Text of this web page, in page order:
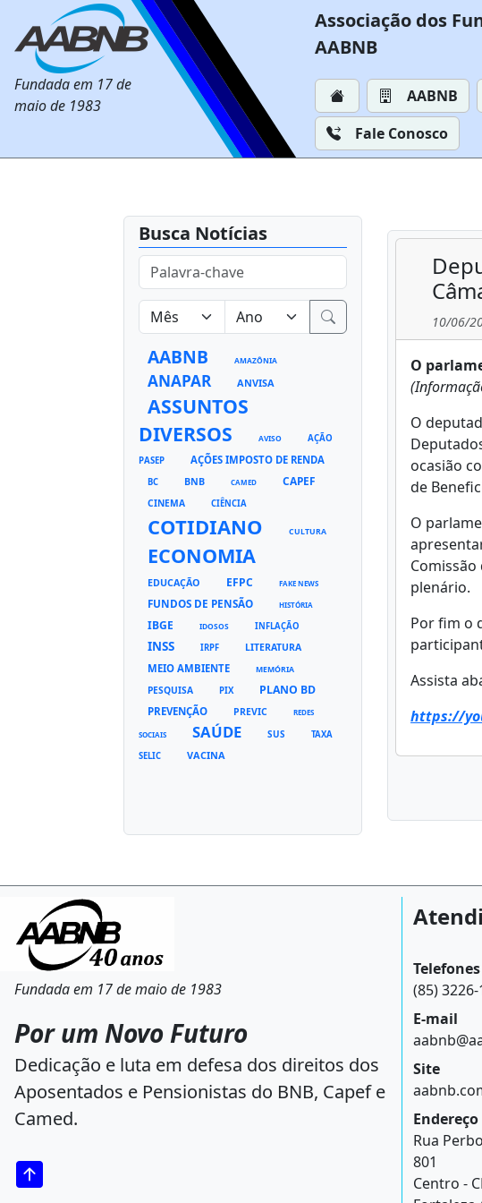
Fundada em 17 de
maio de 1983
Associação dos
AABNB
AABNB
Fale Conosco
Busca Notícias
AABNB AMAZÔNIA
ANAPAR ANVISA
ASSUNTOS
DIVERSOS
AVISO
AÇÃO
PASEP
AÇÕES IMPOSTO DE RENDA
BC BNB CAMED CAPEF
CINEMA CIÊNCIA
COTIDIANO CULTURA
ECONOMIA
EDUCAÇÃO EFPC FAKE NEWS
FUNDOS DE PENSÃO HISTÓRIA
IBGE IDOSOS INFLAÇÃO
INSS IRPF LITERATURA
MEIO AMBIENTE MEMÓRIA
PESQUISA PIX PLANO BD
PREVENÇÃO PREVIC REDES
SOCIAIS SAÚDE SUS
TAXA
SELIC
VACINA
10/06/
O
O
ocasião
de
O
Comissão
plenário.
Por fim o
Assista
https://
Fundada em 17 de maio de 1983
Por um Novo Futuro
Dedicação e luta em defesa dos direitos dos
Aposentados e Pensionistas do BNB, Capef e
Camed.
Telefones
(85)
E-mail
Site
Endereço
Rua
801
Centro -